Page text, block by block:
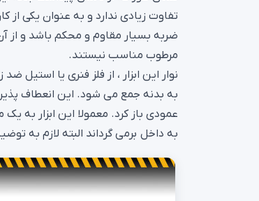
تفاوت زیادی ندارد و به عنوان یکی از
ضربه بسیار مقاوم و محکم باشد و از
نوار این ابزار ، از فلز فنری یا
به بدنه جمع می شود. این انعطاف
عمودی باز کرد. معمولا این ابزار به
به داخل برمی گرداند البته لازم به